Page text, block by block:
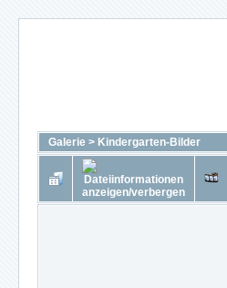
Galerie > Kindergarten-Bilder